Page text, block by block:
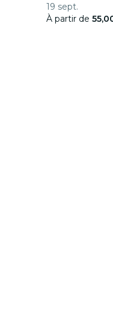
19 sept.
À partir de